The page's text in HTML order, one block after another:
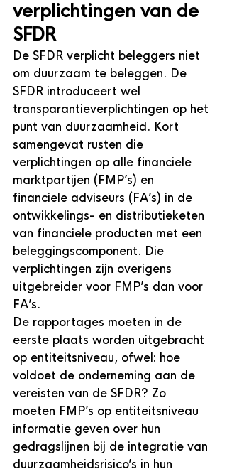
verplichtingen van de
SFDR
De SFDR verplicht beleggers niet
om duurzaam te beleggen. De
SFDR introduceert wel
transparantieverplichtingen op het
punt van duurzaamheid. Kort
samengevat rusten die
verplichtingen op alle financiele
marktpartijen (FMP’s) en
financiele adviseurs (FA’s) in de
ontwikkelings- en distributieketen
van financiele producten met een
beleggingscomponent. Die
verplichtingen zijn overigens
uitgebreider voor FMP’s dan voor
FA’s.
De rapportages moeten in de
eerste plaats worden uitgebracht
op entiteitsniveau, ofwel: hoe
voldoet de onderneming aan de
vereisten van de SFDR? Zo
moeten FMP’s op entiteitsniveau
informatie geven over hun
gedragslijnen bij de integratie van
duurzaamheidsrisico’s in hun